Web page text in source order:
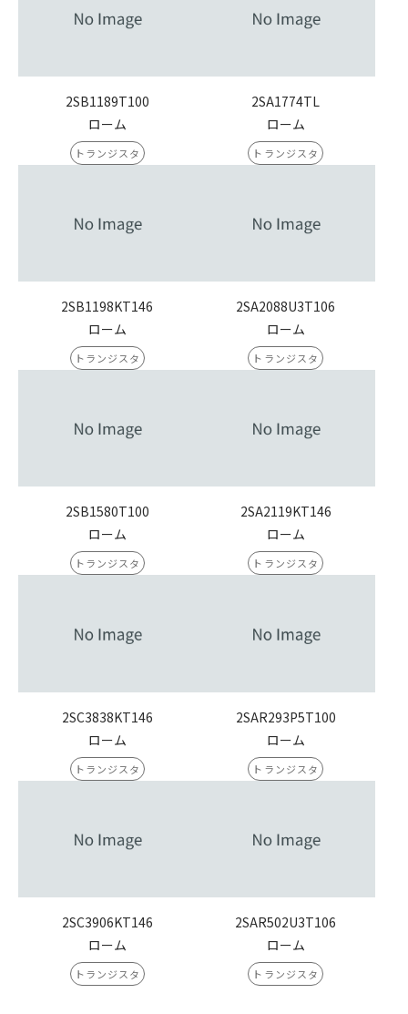
2SB1189T100
ローム
トランジスタ
2SA1774TL
ローム
トランジスタ
2SB1198KT146
ローム
トランジスタ
2SA2088U3T106
ローム
トランジスタ
2SB1580T100
ローム
トランジスタ
2SA2119KT146
ローム
トランジスタ
2SC3838KT146
ローム
トランジスタ
2SAR293P5T100
ローム
トランジスタ
2SC3906KT146
ローム
トランジスタ
2SAR502U3T106
ローム
トランジスタ